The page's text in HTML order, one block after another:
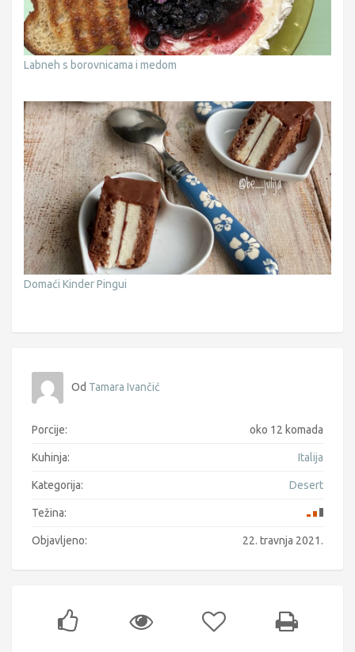
Labneh s borovnicama i medom
Domaći Kinder Pingui
Od Tamara Ivančić
Porcije: oko 12 komada
Kuhinja: Italija
Kategorija: Desert
Težina:
Objavljeno: 22. travnja 2021.